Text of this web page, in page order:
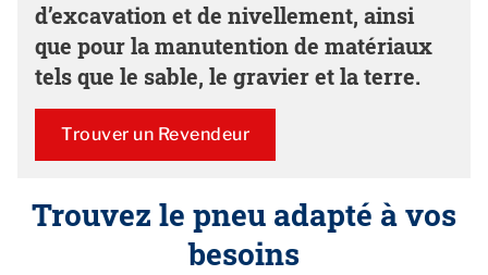
d’excavation et de nivellement, ainsi
que pour la manutention de matériaux
tels que le sable, le gravier et la terre.
Trouver un Revendeur
Trouvez le pneu adapté à vos
besoins